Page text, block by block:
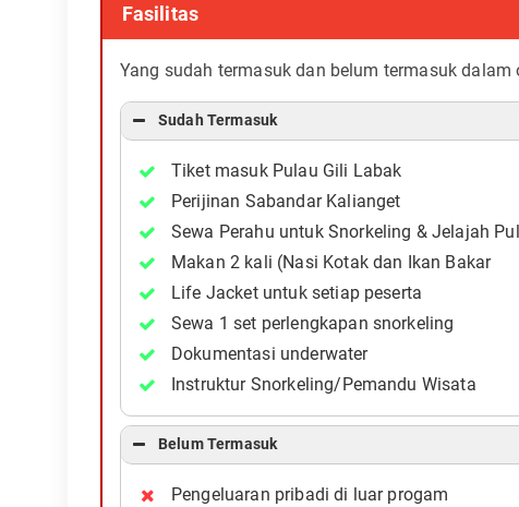
Fasilitas
Yang sudah termasuk dan belum termasuk dalam
Sudah Termasuk
Tiket masuk Pulau Gili Labak
Perijinan Sabandar Kalianget
Sewa Perahu untuk Snorkeling & Jelajah
Makan 2 kali (Nasi Kotak dan Ikan Bakar
Life Jacket untuk setiap peserta
Sewa 1 set perlengkapan snorkeling
Dokumentasi underwater
Instruktur Snorkeling/Pemandu Wisata
Belum Termasuk
Pengeluaran pribadi di luar progam